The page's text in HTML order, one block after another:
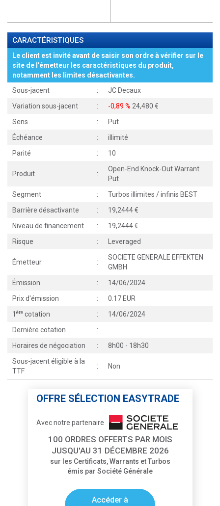
CARACTÉRISTIQUES
Le client est invité avant de saisir son ordre à vérifier sur le
site de l’émetteur les caractéristiques du produit,
notamment les limites désactivantes.
Sous-jacent
:
JC Decaux
Variation sous-jacent
: -0,89 % 24,480
Sens
:
Put
Échéance
:
illimité
Parité
: 10
Produit :
Open-End Knock-Out Warrant
Put
Segment
:
Turbos illimites / infinis BEST
Barrière désactivante
:
19,2444
Niveau de financement
:
19,2444
Risque
: Leveraged
Émetteur :
SOCIETE GENERALE EFFEKTEN
GMBH
Émission
:
14/06/2024
Prix d'émission
:
0.17 EUR
1 ère cotation :
14/06/2024
Dernière cotation
:
Horaires de négociation
:
8h00 - 18h30
Sous-jacent éligible à la
TTF
: Non
OFFRE SÉLECTION EASYTRADE
Avec notre partenaire
100 ORDRES OFFERTS PAR MOIS
JUSQU'AU 31 DÉCEMBRE 2026
sur les Certificats, Warrants et Turbos
émis par Société Générale
Accéder à